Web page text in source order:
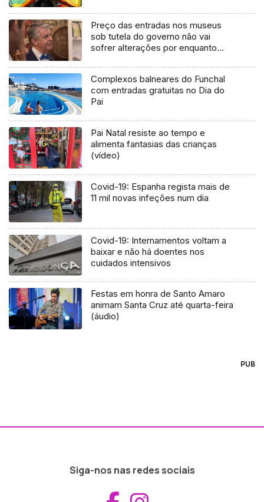
Preço das entradas nos museus
sob tutela do governo não vai
sofrer alterações por enquanto
Complexos balneares do Funchal
com entradas gratuitas no Dia do
Pai
Pai Natal resiste ao tempo e
alimenta fantasias das crianças
(vídeo)
Covid-19: Espanha regista mais de
11 mil novas infeções num dia
Covid-19: Internamentos voltam a
baixar e não há doentes nos
cuidados intensivos
Festas em honra de Santo Amaro
animam Santa Cruz até quarta-feira
(áudio)
PUB
Siga-nos nas redes sociais